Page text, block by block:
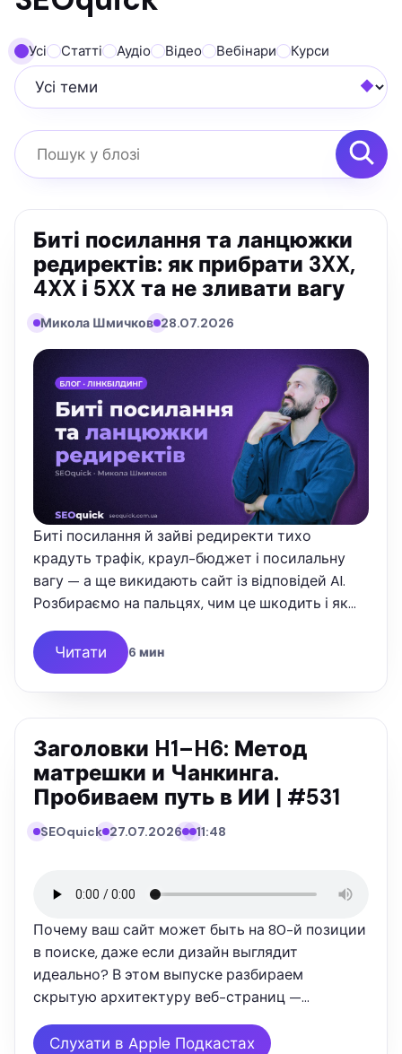
Усі Статті Аудіо Відео Вебінари Курси
Усі теми
Пошук у блозі
Биті посилання та ланцюжки
редиректів: як прибрати 3XX,
4XX і 5XX та не зливати вагу
Микола Шмичков 28.07.2026
Биті посилання й зайві редиректи тихо
крадуть трафік, краул-бюджет і посилальну
вагу — а ще викидають сайт із відповідей AI.
Розбираємо на пальцях, чим це шкодить і як
звести хопи до нуля.
Читати 6 мин
Заголовки H1–H6: Метод
матрешки и Чанкинга.
Пробиваем путь в ИИ | #531
SEOquick 27.07.2026 11:48
ПОДКАСТ
№531
Почему ваш сайт может быть на 80-й позиции
в поиске, даже если дизайн выглядит
идеально? В этом выпуске разбираем
скрытую архитектуру веб-страниц —
иерархию заголовков H1–H6. Вы узнаете,
почему старый SEO-копирайтинг больше не
Слухати в Apple Подкастах